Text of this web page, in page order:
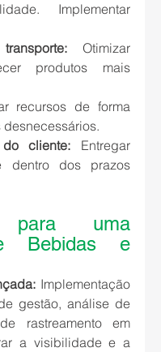
Implementar
Otimizar
produtos mais
recursos de forma
cliente: Entregar
dentro dos prazos
para uma
Bebidas e
Implementação
gestão, análise de
rastreamento em
a visibilidade e a